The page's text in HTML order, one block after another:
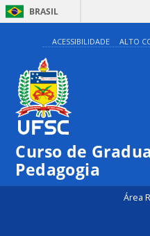
BRASIL
ACESSIBILIDADE ALTO
Curso de
Pedagogia
Área